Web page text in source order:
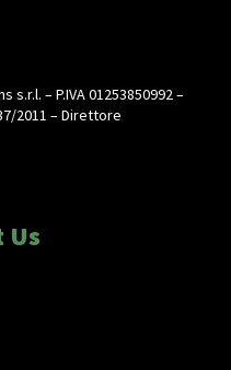
– P.IVA 01253850992 –
2011 – Direttore
Us